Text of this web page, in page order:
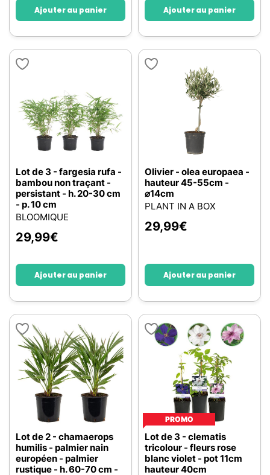
Ajouter au panier Ajouter au panier
Lot de 3 - fargesia rufa -
bambou non traçant -
persistant - h. 20-30 cm
- p. 10 cm
BLOOMIQUE
29,99€
Ajouter au panier
Olivier - olea europaea -
hauteur 45-55cm -
⌀14cm
PLANT IN A BOX
29,99€
Ajouter au panier
Lot de 2 - chamaerops
humilis - palmier nain
européen - palmier
rustique - h. 60-70 cm -
PROMO
Lot de 3 - clematis
tricolour - fleurs rose
blanc violet - pot 11cm
hauteur 40cm